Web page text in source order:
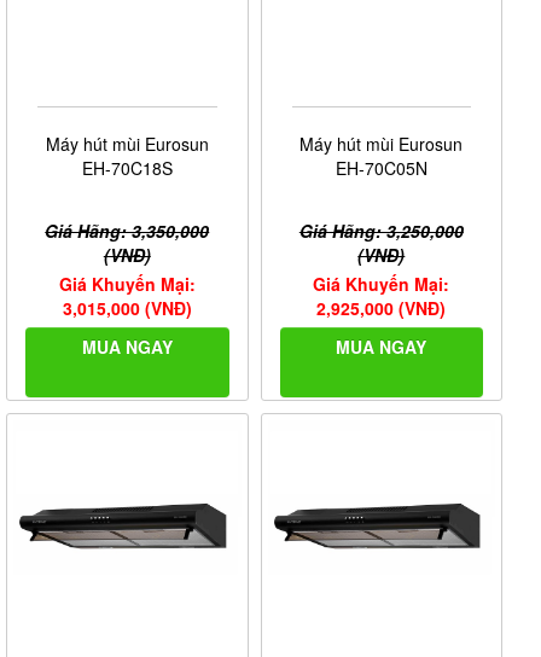
Máy hút mùi Eurosun
EH-70C18S
Giá Hãng: 3,350,000
(VNĐ)
Giá Khuyến Mại:
3,015,000 (VNĐ)
MUA NGAY
Máy hút mùi Eurosun
EH-70C05N
Giá Hãng: 3,250,000
(VNĐ)
Giá Khuyến Mại:
2,925,000 (VNĐ)
MUA NGAY